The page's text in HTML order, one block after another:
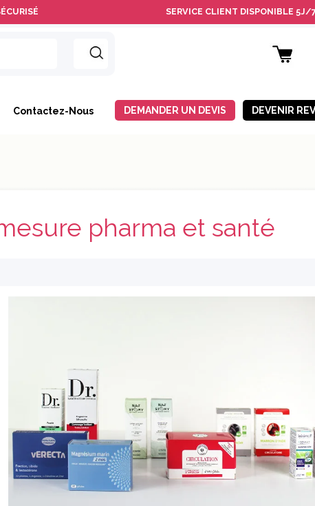
SERVICE CLIENT DISPONIBLE 5J/7
DEMANDER UN DEVIS DEVENIR
Contactez-Nous
pharma et santé